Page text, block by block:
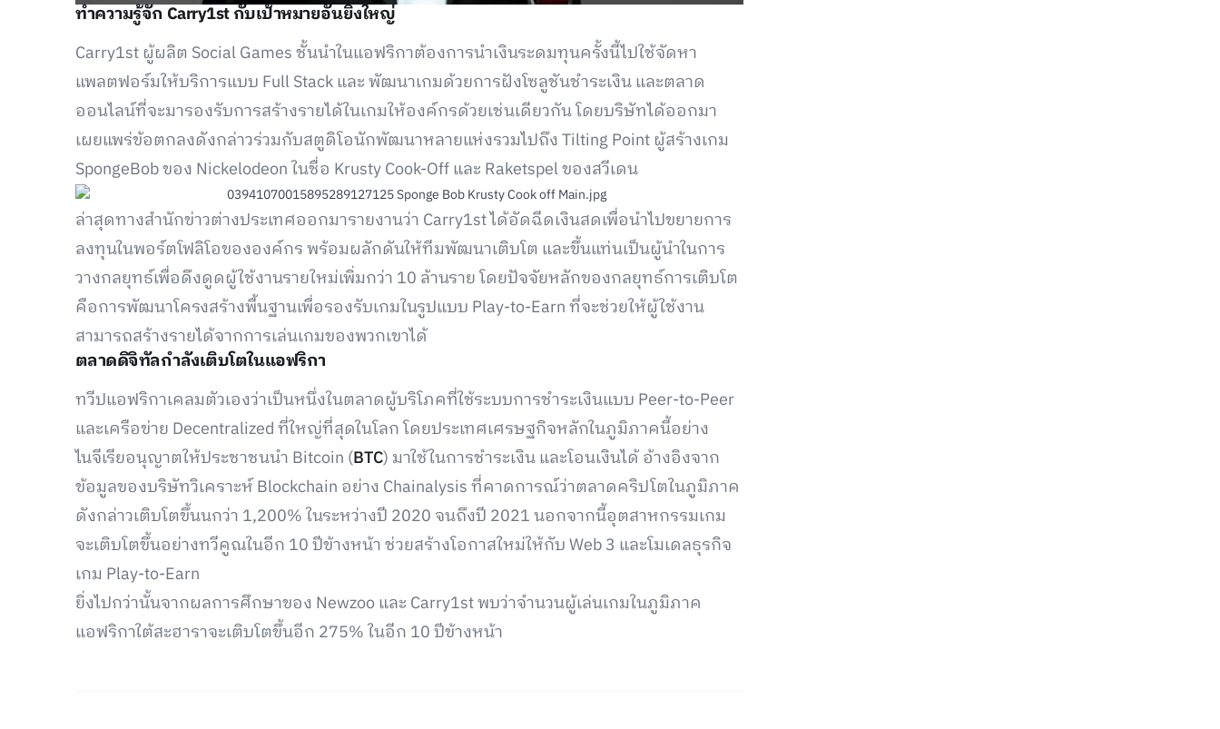
ทำความรู้จัก Carry1st กับเป้าหมายอันยิ่งใหญ่
Carry1st ผู้ผลิต Social Games ชั้นนำในแอฟริกาต้องการนำเงินระดมทุนครั้งนี้ไปใช้จัดหา
แพลตฟอร์มให้บริการแบบ Full Stack และ พัฒนาเกมด้วยการฝังโซลูชันชำระเงิน และตลาด
ออนไลน์ที่จะมารองรับการสร้างรายได้ในเกมให้องค์กรด้วยเช่นเดียวกัน โดยบริษัทได้ออกมา
เผยแพร่ข้อตกลงดังกล่าวร่วมกับสตูดิโอนักพัฒนาหลายแห่งรวมไปถึง Tilting Point ผู้สร้างเกม
SpongeBob ของ Nickelodeon ในชื่อ Krusty Cook-Off และ Raketspel ของสวีเดน
ล่าสุดทางสำนักข่าวต่างประเทศออกมารายงานว่า Carry1st ได้อัดฉีดเงินสดเพื่อนำไปขยายการ
ลงทุนในพอร์ตโฟลิโอขององค์กร พร้อมผลักดันให้ทีมพัฒนาเติบโต และขึ้นแท่นเป็นผู้นำในการ
วางกลยุทธ์เพื่อดึงดูดผู้ใช้งานรายใหม่เพิ่มกว่า 10 ล้านราย โดยปัจจัยหลักของกลยุทธ์การเติบโต
คือการพัฒนาโครงสร้างพื้นฐานเพื่อรองรับเกมในรูปแบบ Play-to-Earn ที่จะช่วยให้ผู้ใช้งาน
สามารถสร้างรายได้จากการเล่นเกมของพวกเขาได้
ตลาดดิจิทัลกำลังเติบโตในแอฟริกา
ทวีปแอฟริกาเคลมตัวเองว่าเป็นหนึ่งในตลาดผู้บริโภคที่ใช้ระบบการชำระเงินแบบ Peer-to-Peer
และเครือข่าย Decentralized ที่ใหญ่ที่สุดในโลก โดยประเทศเศรษฐกิจหลักในภูมิภาคนี้อย่าง
ไนจีเรียอนุญาตให้ประชาชนนำ Bitcoin (BTC) มาใช้ในการชำระเงิน และโอนเงินได้ อ้างอิงจาก
ข้อมูลของบริษัทวิเคราะห์ Blockchain อย่าง Chainalysis ที่คาดการณ์ว่าตลาดคริปโตในภูมิภาค
ดังกล่าวเติบโตขึ้นนกว่า 1,200% ในระหว่างปี 2020 จนถึงปี 2021 นอกจากนี้อุตสาหกรรมเกม
จะเติบโตขึ้นอย่างทวีคูณในอีก 10 ปีข้างหน้า ช่วยสร้างโอกาสใหม่ให้กับ Web 3 และโมเดลธุรกิจ
เกม Play-to-Earn
ยิ่งไปกว่านั้นจากผลการศึกษาของ Newzoo และ Carry1st พบว่าจำนวนผู้เล่นเกมในภูมิภาค
แอฟริกาใต้สะฮาราจะเติบโตขึ้นอีก 275% ในอีก 10 ปีข้างหน้า